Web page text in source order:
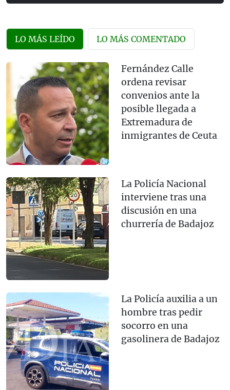
LO MÁS LEÍDO LO MÁS COMENTADO
Fernández Calle
ordena revisar
convenios ante la
posible llegada a
Extremadura de
inmigrantes de Ceuta
La Policía Nacional
interviene tras una
discusión en una
churrería de Badajoz
La Policía auxilia a un
hombre tras pedir
socorro en una
gasolinera de Badajoz